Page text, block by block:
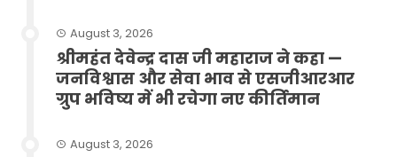
August 3, 2026
श्रीमहंत देवेन्द्र दास जी महाराज ने कहा —
जनविश्वास और सेवा भाव से एसजीआरआर
ग्रुप भविष्य में भी रचेगा नए कीर्तिमान
August 3, 2026